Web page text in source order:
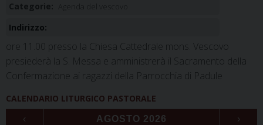
Categorie:
Indirizzo:
ore 11.00 presso la Chiesa Cattedrale mons. Vescovo
presiederà la S. Messa e amministrerà il Sacramento della
Confermazione ai ragazzi della Parrocchia di Padule
CALENDARIO LITURGICO PASTORALE
‹ AGOSTO 2026 ›